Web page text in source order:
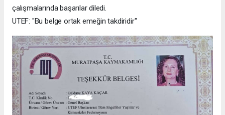
çalışmalarında başarılar diledi.
UTEF: "Bu belge ortak emeğin takdiridir"